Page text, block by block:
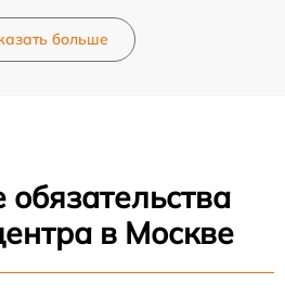
больше
в Москве